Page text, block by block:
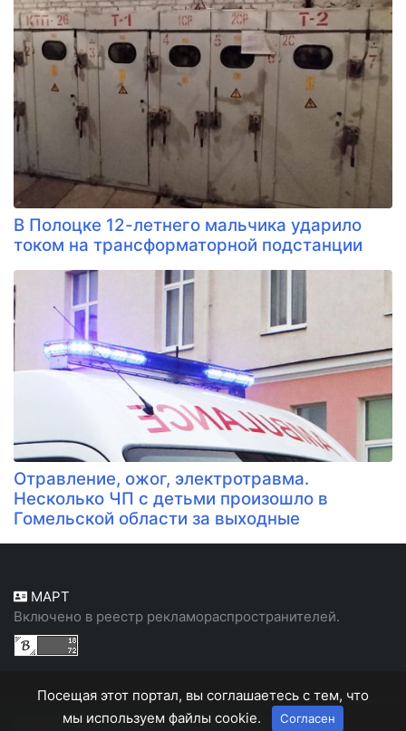
В Полоцке 12-летнего мальчика ударило
током на трансформаторной подстанции
Отравление, ожог, электротравма.
Несколько ЧП с детьми произошло в
Гомельской области за выходные
МАРТ
Включено в реестр рекламораспространителей.
Белорусский, народный портал "Белн" © 2026
Посещая этот портал, вы соглашаетесь с тем, что
мы используем файлы cookie.
Согласен